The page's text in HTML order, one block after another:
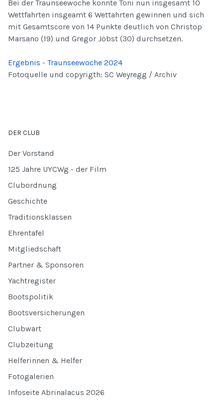
Bei der Traunseewoche konnte Toni nun insgesamt 10
Wettfahrten insgeamt 6 Wettahrten gewinnen und sich
mit Gesamtscore von 14 Punkte deutlich von Christop
Marsano (19) und Gregor Jöbst (30) durchsetzen.
Ergebnis - Traunseewoche 2024
Fotoquelle und copyrigth: SC Weyregg / Archiv
DER CLUB
Der Vorstand
125 Jahre UYCWg - der Film
Clubordnung
Geschichte
Traditionsklassen
Ehrentafel
Mitgliedschaft
Partner & Sponsoren
Yachtregister
Bootspolitik
Bootsversicherungen
Clubwart
Clubzeitung
Helferinnen & Helfer
Fotogalerien
Infoseite Abrinalacus 2026